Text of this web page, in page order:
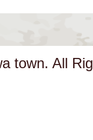
town. All